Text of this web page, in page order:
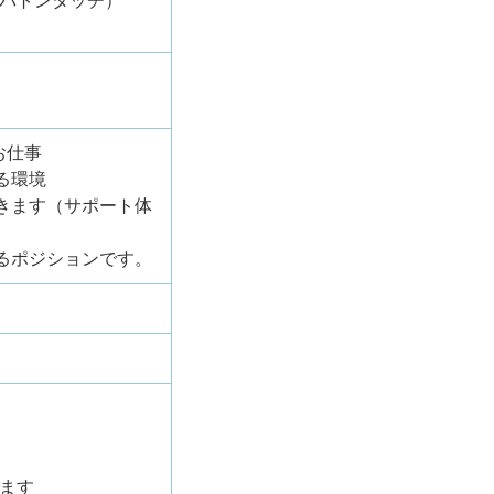
仕事
環境
ます（サポート体
ジションです。
す